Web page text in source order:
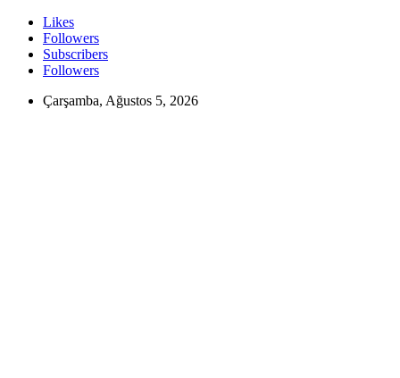
Likes
Followers
Subscribers
Followers
Çarşamba, Ağustos 5, 2026